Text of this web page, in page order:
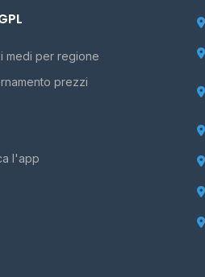
medi per regione
prezzi
l'app